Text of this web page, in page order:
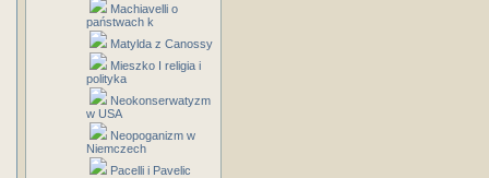
Machiavelli o
państwach k
Matylda z Canossy
Mieszko I religia i
polityka
Neokonserwatyzm
w USA
Neopoganizm w
Niemczech
Pacelli i Pavelic